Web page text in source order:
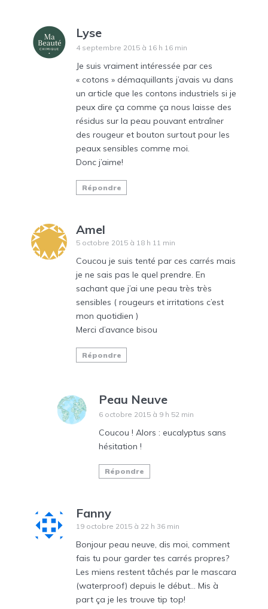
Lyse
4 septembre 2015 à 16 h 16 min
Je suis vraiment intéressée par ces
« cotons » démaquillants j’avais vu dans
un article que les contons industriels si je
peux dire ça comme ça nous laisse des
résidus sur la peau pouvant entraîner
des rougeur et bouton surtout pour les
peaux sensibles comme moi.
Donc j’aime!
Répondre
Amel
5 octobre 2015 à 18 h 11 min
Coucou je suis tenté par ces carrés mais
je ne sais pas le quel prendre. En
sachant que j’ai une peau très très
sensibles ( rougeurs et irritations c’est
mon quotidien )
Merci d’avance bisou
Répondre
Peau Neuve
6 octobre 2015 à 9 h 52 min
Coucou ! Alors : eucalyptus sans
hésitation !
Répondre
Fanny
19 octobre 2015 à 22 h 36 min
Bonjour peau neuve, dis moi, comment
fais tu pour garder tes carrés propres?
Les miens restent tâchés par le mascara
(waterproof) depuis le début… Mis à
part ça je les trouve tip top!